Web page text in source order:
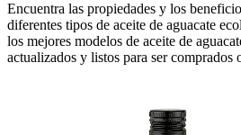
Encuentra las propiedades y los
diferentes tipos de aceite de aguacate
los mejores modelos de aceite de
actualizados y listos para ser comprados